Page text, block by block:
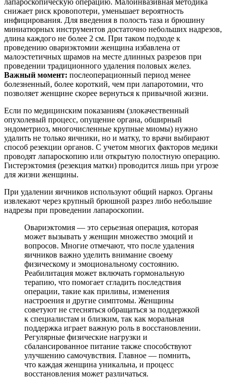
лапароскопическую операцию. Малоинвазивная методика
снижает риск кровопотери, уменьшает вероятность
инфицирования. Для введения в полость таза и брюшину
миниатюрных инструментов достаточно небольших надрезов,
длина каждого не более 2 см. При таком подходе к
проведению овариэктомии женщина избавлена от
малоэстетичных шрамов на месте длинных разрезов при
проведении традиционного удаления половых желез.
Важный момент: послеоперационный период менее
болезненный, более короткий, чем при лапаротомии, что
позволяет женщине скорее вернуться к привычной жизни.
Если по медицинским показаниям (злокачественный
опухолевый процесс, опущение органа, обширный
эндометриоз, многочисленные крупные миомы) нужно
удалить не только яичники, но и матку, то врачи выбирают
способ резекции органов. С учетом многих факторов медики
проводят лапароскопию или открытую полостную операцию.
Гистерэктомия (резекция матки) проводится лишь при угрозе
для жизни женщины.
При удалении яичников используют общий наркоз. Органы
извлекают через крупный брюшной разрез либо небольшие
надрезы при проведении лапароскопии.
Овариэктомия — это серьезная операция, которая
может вызывать у женщин множество эмоций и
вопросов. Многие отмечают, что после удаления
яичников важно уделить внимание своему
физическому и эмоциональному состоянию.
Реабилитация может включать гормональную
терапию, что помогает сгладить последствия
операции, такие как приливы, изменения
настроения и другие симптомы. Женщины
советуют не стесняться обращаться за поддержкой
к специалистам и близким, так как моральная
поддержка играет важную роль в восстановлении.
Регулярные физические нагрузки и
сбалансированное питание также способствуют
улучшению самочувствия. Главное — помнить,
что каждая женщина уникальна, и процесс
восстановления может различаться.